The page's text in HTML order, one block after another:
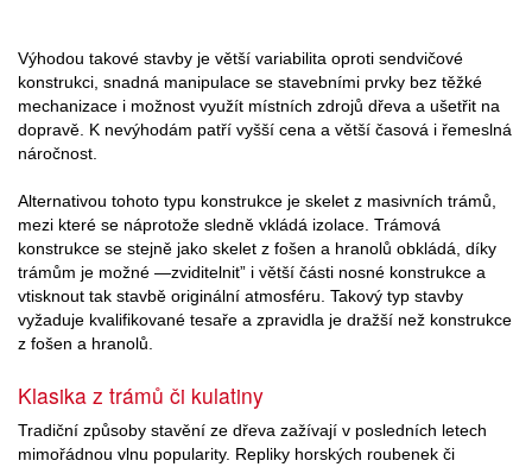
Výhodou takové stavby je větší variabilita oproti sendvičové
konstrukci, snadná manipulace se stavebními prvky bez těžké
mechanizace i možnost využít místních zdrojů dřeva a ušetřit na
dopravě. K nevýhodám patří vyšší cena a větší časová i řemeslná
náročnost.
Alternativou tohoto typu konstrukce je skelet z masivních trámů,
mezi které se náprotože sledně vkládá izolace. Trámová
konstrukce se stejně jako skelet z fošen a hranolů obkládá, díky
trámům je možné —zviditelnit” i větší části nosné konstrukce a
vtisknout tak stavbě originální atmosféru. Takový typ stavby
vyžaduje kvalifikované tesaře a zpravidla je dražší než konstrukce
z fošen a hranolů.
Klasika z trámů či kulatiny
Tradiční způsoby stavění ze dřeva zažívají v posledních letech
mimořádnou vlnu popularity. Repliky horských roubenek či